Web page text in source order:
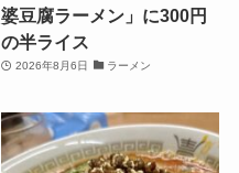
婆豆腐ラーメン」に300円
の半ライス
2026年8月6日 ラーメン